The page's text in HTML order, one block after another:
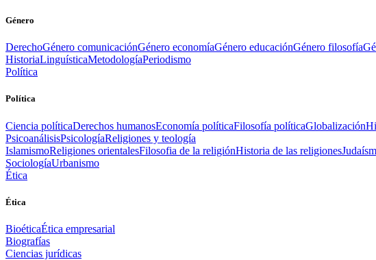
Género
DerechoGénero comunicaciónGénero economíaGénero educaciónGénero filosofía
HistoriaLinguísticaMetodologíaPeriodismo
Política
Política
Ciencia políticaDerechos humanosEconomía políticaFilosofía políticaGlobalización
PsicoanálisisPsicologíaReligiones y teología
IslamismoReligiones orientalesFilosofia de la religiónHistoria de las religiones
SociologíaUrbanismo
Ética
Ética
BioéticaÉtica empresarial
Biografías
Ciencias jurídicas